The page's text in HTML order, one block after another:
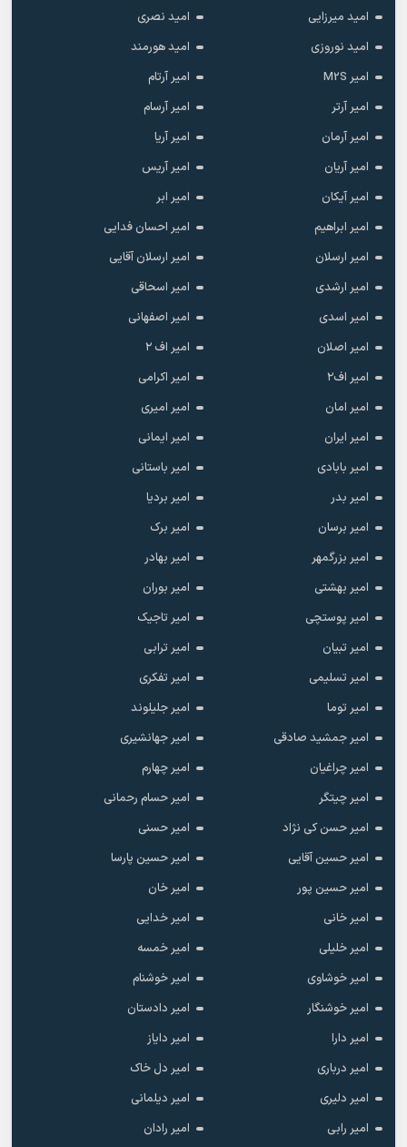
امید میرزایی
امید نصری
امید نوروزی
امید هورمند
امیر M2S
امیر آرتام
امیر آرتر
امیر آرسام
امیر آرمان
امیر آریا
امیر آریان
امیر آریس
امیر آیکان
امیر ابر
امیر ابراهیم
امیر احسان فدایی
امیر ارسلان
امیر ارسلان آقایی
امیر ارشدی
امیر اسحاقی
امیر اسدی
امیر اصفهانی
امیر اصلان
امیر اف ۲
امیر اف۲
امیر اکرامی
امیر امان
امیر امیری
امیر ایران
امیر ایمانی
امیر بابادی
امیر باستانی
امیر بدر
امیر بردیا
امیر برسان
امیر برک
امیر بزرگمهر
امیر بهادر
امیر بهشتی
امیر بوران
امیر پوستچی
امیر تاجیک
امیر تبیان
امیر ترابی
امیر تسلیمی
امیر تفکری
امیر توما
امیر جلیلوند
امیر جمشید صادقی
امیر جهانشیری
امیر چراغیان
امیر چهارم
امیر چیتگر
امیر حسام رحمانی
امیر حسن کی نژاد
امیر حسنی
امیر حسین آقایی
امیر حسین پارسا
امیر حسین پور
امیر خان
امیر خانی
امیر خدایی
امیر خلیلی
امیر خمسه
امیر خوشاوی
امیر خوشنام
امیر خوشنگار
امیر دادستان
امیر دارا
امیر دایاز
امیر درباری
امیر دل خاک
امیر دلیری
امیر دیلمانی
امیر رابی
امیر رادان